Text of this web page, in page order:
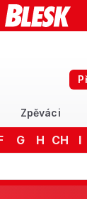
Zpěváci
G H CH I
dolů a